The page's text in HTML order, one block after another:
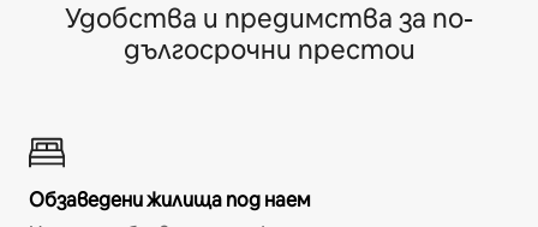
Удобства и предимства за по-
дългосрочни престои
Обзаведени жилища под наем